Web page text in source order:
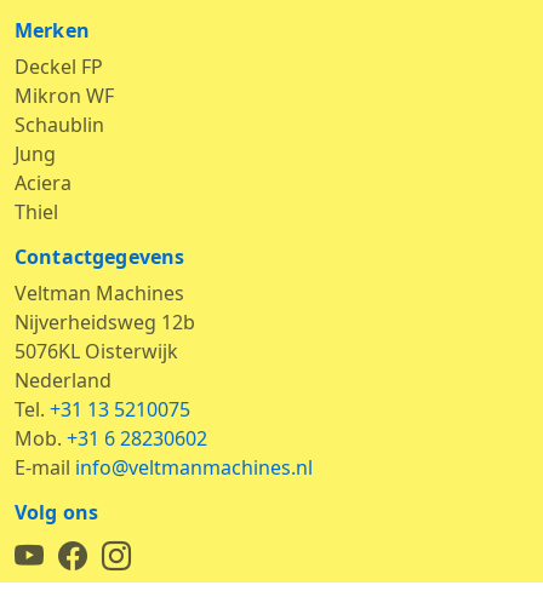
Merken
Deckel FP
Mikron WF
Schaublin
Jung
Aciera
Thiel
Contactgegevens
Veltman Machines
Nijverheidsweg 12b
5076KL Oisterwijk
Nederland
Tel. +31 13 5210075
Mob. +31 6 28230602
E-mail info@veltmanmachines.nl
Volg ons